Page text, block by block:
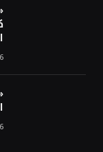
6 أغسطس، 2026
6 أغسطس، 2026